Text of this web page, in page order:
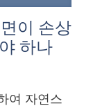
이 손상
하나
여 자연스